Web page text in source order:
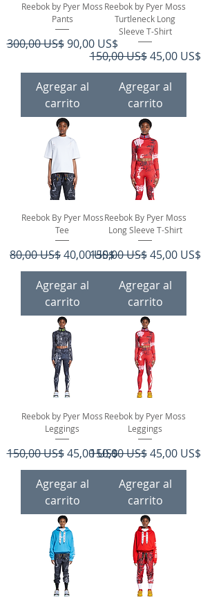
Reebok by Pyer Moss
Pants
Precio
300,00 US$ Precio de oferta
90,00 US$
Agregar al
carrito
Reebok by Pyer Moss
Turtleneck Long
Sleeve T-Shirt
Precio
150,00 US$ Precio de
45,00 US$
Agregar al
carrito
Reebok By Pyer Moss
Tee
Precio
80,00 US$Precio de oferta
40,00 US$
Agregar al
carrito
Reebok By Pyer Moss
Long Sleeve T-Shirt
Precio
150,00 US$ Precio de
45,00 US$
Agregar al
carrito
Reebok by Pyer Moss
Leggings
Precio
150,00 US$ Precio de oferta
45,00 US$
Agregar al
carrito
Reebok by Pyer Moss
Leggings
Precio
150,00 US$ Precio de
45,00 US$
Agregar al
carrito